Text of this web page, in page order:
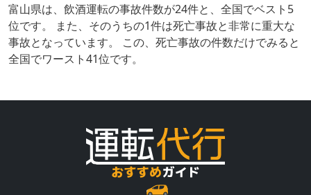
富山県は、飲酒運転の事故件数が24件と、全国でベスト5
位です。 また、そのうちの1件は死亡事故と非常に重大な
事故となっています。 この、死亡事故の件数だけでみると
全国でワースト41位です。